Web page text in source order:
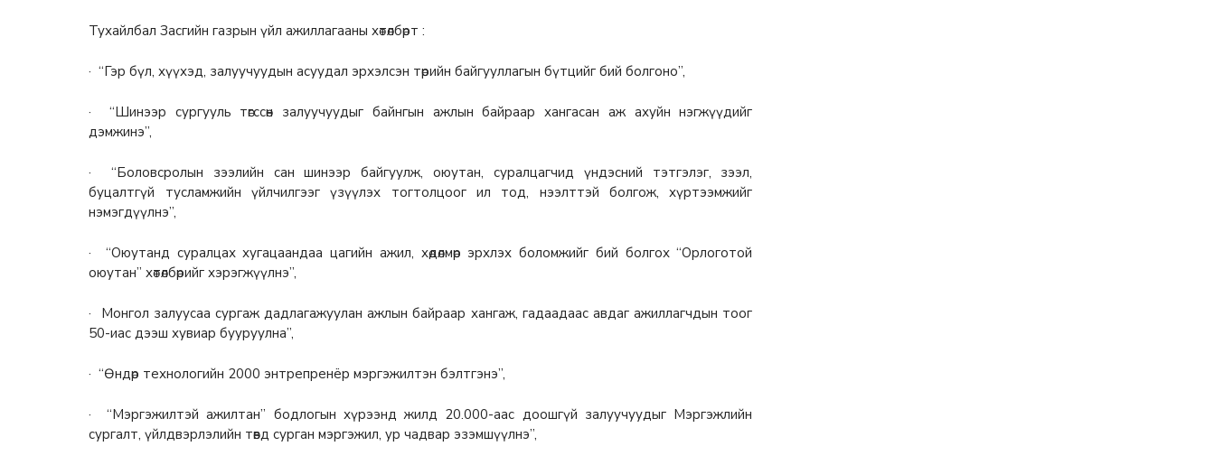
Тухайлбал Засгийн газрын үйл ажиллагааны хөтөлбөрт :
· “Гэр бүл, хүүхэд, залуучуудын асуудал эрхэлсэн төрийн байгууллагын бүтцийг бий болгоно”,
· “Шинээр сургууль төгссөн залуучуудыг байнгын ажлын байраар хангасан аж ахуйн нэгжүүдийг
дэмжинэ”,
· “Боловсролын зээлийн сан шинээр байгуулж, оюутан, суралцагчид үндэсний тэтгэлэг, зээл,
буцалтгүй тусламжийн үйлчилгээг үзүүлэх тогтолцоог ил тод, нээлттэй болгож, хүртээмжийг
нэмэгдүүлнэ”,
· “Оюутанд суралцах хугацаандаа цагийн ажил, хөдөлмөр эрхлэх боломжийг бий болгох “Орлоготой
оюутан” хөтөлбөрийг хэрэгжүүлнэ”,
· Монгол залуусаа сургаж дадлагажуулан ажлын байраар хангаж, гадаадаас авдаг ажиллагчдын тоог
50-иас дээш хувиар бууруулна”,
· “Өндөр технологийн 2000 энтрепренёр мэргэжилтэн бэлтгэнэ”,
· “Мэргэжилтэй ажилтан” бодлогын хүрээнд жилд 20.000-аас доошгүй залуучуудыг Мэргэжлийн
сургалт, үйлдвэрлэлийн төвд сурган мэргэжил, ур чадвар эзэмшүүлнэ”,